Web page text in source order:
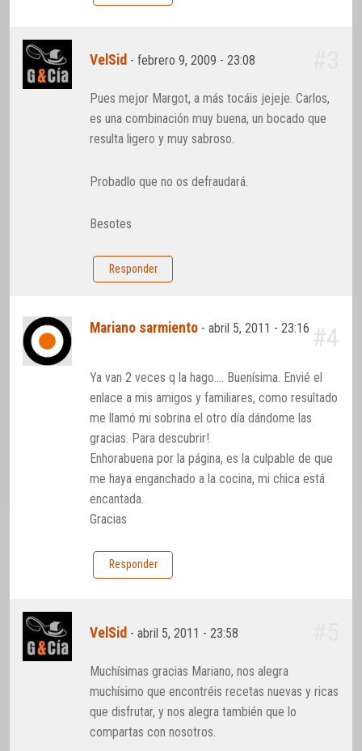
VelSid -febrero 9, 2009 - 23:08
Pues mejor Margot, a más tocáis jejeje. Carlos,
es una combinación muy buena, un bocado que
resulta ligero y muy sabroso.
Probadlo que no os defraudará.
Besotes
Responder
Mariano sarmiento -abril 5, 2011 - 23:16 #4
Ya van 2 veces q la hago…. Buenísima. Envié el
enlace a mis amigos y familiares, como resultado
me llamó mi sobrina el otro día dándome las
gracias. Para descubrir!
Enhorabuena por la página, es la culpable de que
me haya enganchado a la cocina, mi chica está
encantada.
Gracias
Responder
VelSid -abril 5, 2011 - 23:58
Muchísimas gracias Mariano, nos alegra
muchísimo que encontréis recetas nuevas y ricas
que disfrutar, y nos alegra también que lo
compartas con nosotros.